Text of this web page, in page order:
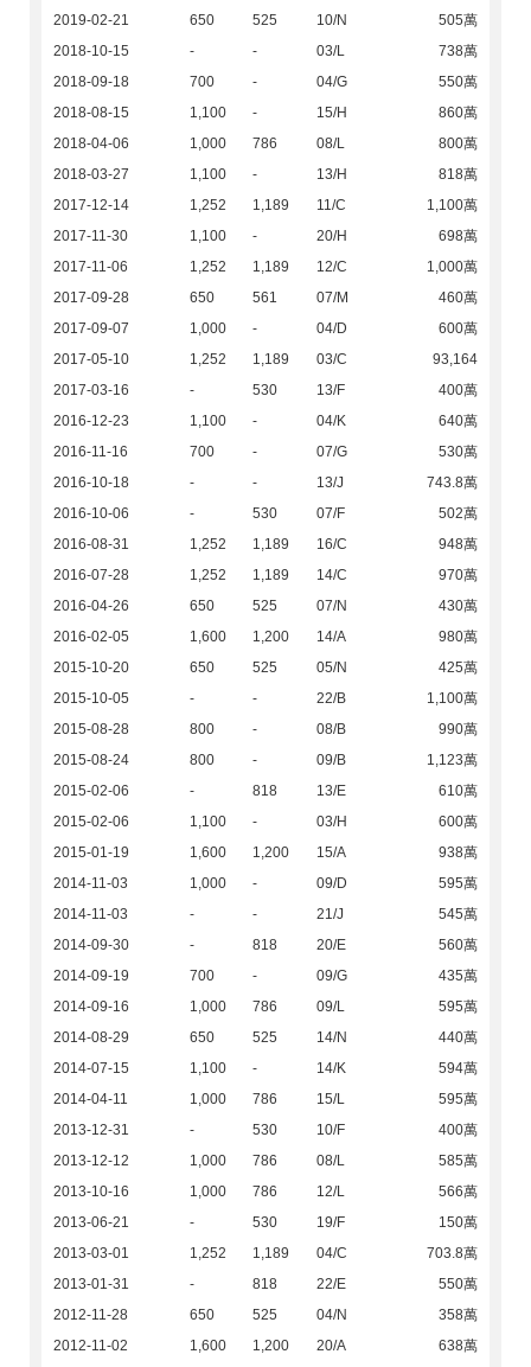
2019-02-21 650 525 10/N
505萬
2018-10-15
- - 03/L
738萬
2018-09-18
700 - 04/G
550萬
2018-08-15
1,100 - 15/H
860萬
2018-04-06
1,000 786 08/L
800萬
2018-03-27
1,100 - 13/H
818萬
2017-12-14
1,252 1,189 11/C
1,100萬
2017-11-30
1,100 - 20/H
698萬
2017-11-06
1,252 1,189 12/C
1,000萬
2017-09-28
650 561 07/M
460萬
2017-09-07
1,000 - 04/D
600萬
2017-05-10
1,252 1,189 03/C
93,164
2017-03-16
- 530 13/F
400萬
2016-12-23
1,100 - 04/K
640萬
2016-11-16
700 - 07/G
530萬
2016-10-18
- - 13/J
743.8萬
2016-10-06
- 530 07/F
502萬
2016-08-31
1,252 1,189 16/C
948萬
2016-07-28
1,252 1,189 14/C
970萬
2016-04-26
650 525 07/N
430萬
2016-02-05
1,600 1,200 14/A
980萬
2015-10-20
650 525 05/N
425萬
2015-10-05
- - 22/B
1,100萬
2015-08-28
800 - 08/B
990萬
2015-08-24
800 - 09/B
1,123萬
2015-02-06
- 818 13/E
610萬
2015-02-06
1,100 - 03/H
600萬
2015-01-19
1,600 1,200 15/A
938萬
2014-11-03
1,000 - 09/D
595萬
2014-11-03
- - 21/J
545萬
2014-09-30
- 818 20/E
560萬
2014-09-19
700 - 09/G
435萬
2014-09-16
1,000 786 09/L
595萬
2014-08-29
650 525 14/N
440萬
2014-07-15
1,100 - 14/K
594萬
2014-04-11
1,000 786 15/L
595萬
2013-12-31
- 530 10/F
400萬
2013-12-12
1,000 786 08/L
585萬
2013-10-16
1,000 786 12/L
566萬
2013-06-21
- 530 19/F
150萬
2013-03-01
1,252 1,189 04/C
703.8萬
2013-01-31
- 818 22/E
550萬
2012-11-28
650 525 04/N
358萬
2012-11-02
1,600 1,200 20/A
638萬